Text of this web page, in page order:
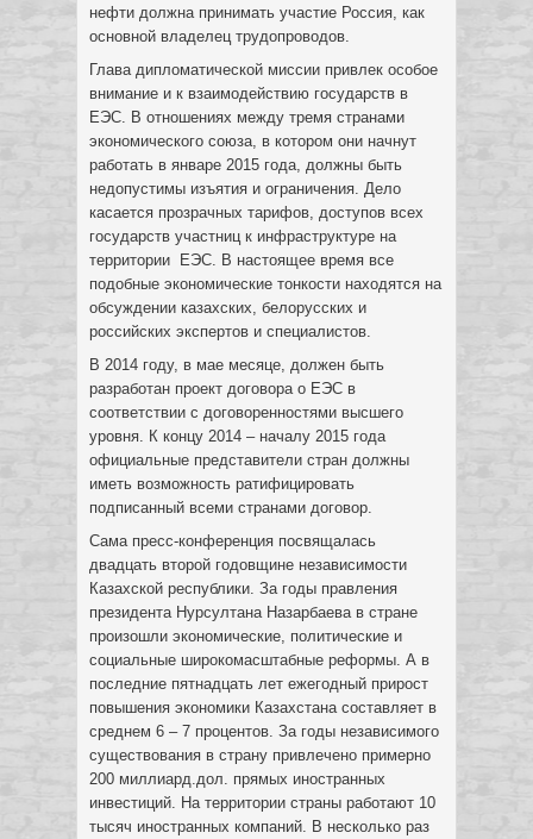
нефти должна принимать участие Россия, как
основной владелец трудопроводов.
Глава дипломатической миссии привлек особое
внимание и к взаимодействию государств в
ЕЭС. В отношениях между тремя странами
экономического союза, в котором они начнут
работать в январе 2015 года, должны быть
недопустимы изъятия и ограничения. Дело
касается прозрачных тарифов, доступов всех
государств участниц к инфраструктуре на
территории ЕЭС. В настоящее время все
подобные экономические тонкости находятся на
обсуждении казахских, белорусских и
российских экспертов и специалистов.
В 2014 году, в мае месяце, должен быть
разработан проект договора о ЕЭС в
соответствии с договоренностями высшего
уровня. К концу 2014 – началу 2015 года
официальные представители стран должны
иметь возможность ратифицировать
подписанный всеми странами договор.
Сама пресс-конференция посвящалась
двадцать второй годовщине независимости
Казахской республики. За годы правления
президента Нурсултана Назарбаева в стране
произошли экономические, политические и
социальные широкомасштабные реформы. А в
последние пятнадцать лет ежегодный прирост
повышения экономики Казахстана составляет в
среднем 6 – 7 процентов. За годы независимого
существования в страну привлечено примерно
200 миллиард.дол. прямых иностранных
инвестиций. На территории страны работают 10
тысяч иностранных компаний. В несколько раз